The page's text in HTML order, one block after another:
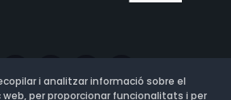
i analitzar informació sobre el
web, per proporcionar funcionalitats i per